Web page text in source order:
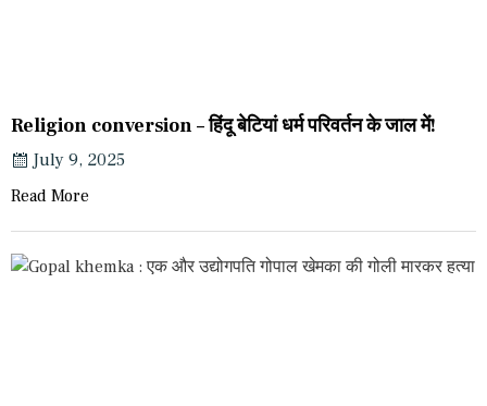
Religion conversion – हिंदू बेटियां धर्म परिवर्तन के जाल में!
July 9, 2025
Read More